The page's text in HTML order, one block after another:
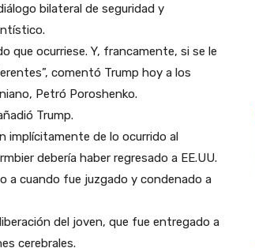
bilateral de seguridad y
que ocurriese. Y, francamente, si se le
comentó Trump hoy a los
Petró Poroshenko.
Trump.
implícitamente de lo ocurrido al
debería haber regresado a EE.UU.
a cuando fue juzgado y condenado a
del joven, que fue entregado a
cerebrales.